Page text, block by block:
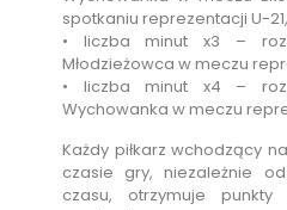
spotkaniu reprezentacji U-21,
• liczba minut x3 –
Młodzieżowca w meczu
• liczba minut x4 –
Wychowanka w meczu
Każdy piłkarz wchodzący
czasie gry, niezależnie
czasu, otrzymuje